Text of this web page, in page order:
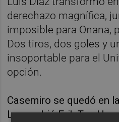
derechazo magnífica,
imposible para Onana,
Dos tiros, dos goles y
insoportable para el
opción.
Casemiro se quedó en
Lo cambió Erik Ten